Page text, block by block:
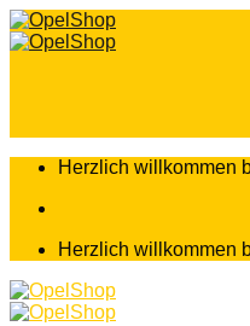
Zum
Inhalt
Herzlich willkommen
Herzlich willkommen